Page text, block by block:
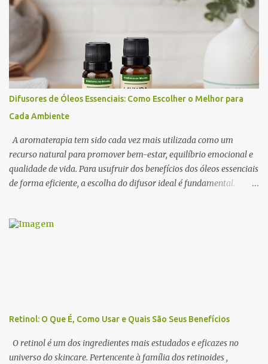
olfativo e o sistema límbico , a região do cérebro responsável pelas
emoções e pelo comportamento. Determinados aromas são
capazes de influenciar a produção de neurotransmissores como a
dopamina e a serotonina, favorecendo a atração e o prazer
sensorial . Neste artigo, exploramos os óleos essenciais
afrodisíacos mais eficazes, seus mecanismos de ação e como
utilizá-los na perfumaria e na aromaterapia para estimular a
Afrodisíacos? Os óleos essenciais afrodisíacos são essências
naturais extraídas de flores, madeiras, especiarias e resinas que
possuem propriedades capa...
Difusores de Óleos Essenciais: Como Escolher o Melhor para
Cada Ambiente
A aromaterapia tem sido cada vez mais utilizada como um
recurso natural para promover bem-estar, equilíbrio emocional e
qualidade de vida. Para usufruir dos benefícios dos óleos essenciais
de forma eficiente, a escolha do difusor ideal é fundamental.
aromatização, na dispersão das moléculas dos óleos e até na
permitem que os óleos essenciais sejam dispersos no ar,
promovendo efeitos terapêuticos, relaxamento, concentração e até
purificação do ambiente . 🔹 Principais benefícios do uso de
difusores: ✔ Melhora a qualidade do ar → Alguns óleos essenciais
Retinol: O Que É, Como Usar e Quais São Seus Benefícios
O retinol é um dos ingredientes mais estudados e eficazes no
universo do skincare. Pertencente à família dos retinoides ,